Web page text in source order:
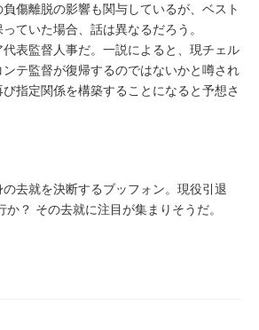
傷離脱の影響も関与しているが、ベスト
ていた場合、話は異なるだろう。
表監督人事だ。一説によると、現チェル
テ監督が復帰するのではないかと噂され
指定関係を構築することになると予想さ
去就を決断するブッフォン。現役引退
？ その去就に注目が集まりそうだ。